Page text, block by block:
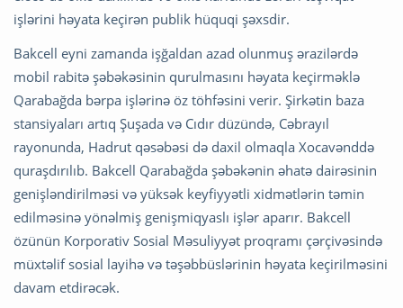
işlərini həyata keçirən publik hüquqi şəxsdir.
Bakcell eyni zamanda işğaldan azad olunmuş ərazilərdə
mobil rabitə şəbəkəsinin qurulmasını həyata keçirməklə
Qarabağda bərpa işlərinə öz töhfəsini verir. Şirkətin baza
stansiyaları artıq Şuşada və Cıdır düzündə, Cəbrayıl
rayonunda, Hadrut qəsəbəsi də daxil olmaqla Xocavənddə
quraşdırılıb. Bakcell Qarabağda şəbəkənin əhatə dairəsinin
genişləndirilməsi və yüksək keyfiyyətli xidmətlərin təmin
edilməsinə yönəlmiş genişmiqyaslı işlər aparır. Bakcell
özünün Korporativ Sosial Məsuliyyət proqramı çərçivəsində
müxtəlif sosial layihə və təşəbbüslərinin həyata keçirilməsini
davam etdirəcək.